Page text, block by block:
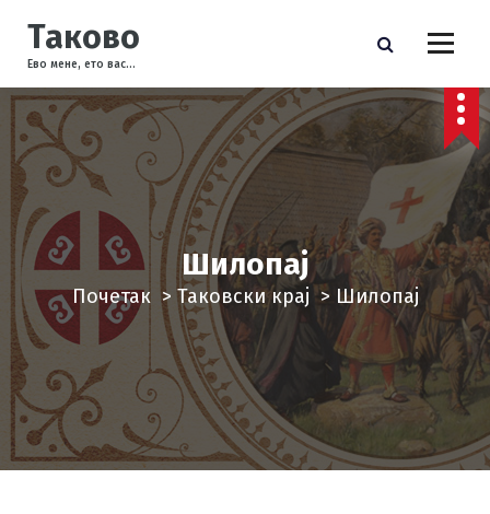
Таково
Ево мене, ето вас...
Шилопај
Почетак>Таковски крај > Шилопај